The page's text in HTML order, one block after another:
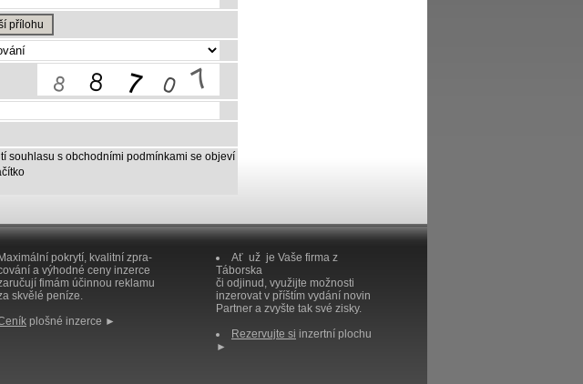
přílohu
souhlasu s obchodními podmínkami se objeví
Maximální pokrytí, kvalitní zpra-
a výhodné ceny inzerce
fimám účinnou reklamu
skvělé peníze.
plošné inzerce ►
Ať už je Vaše firma z
Táborska
či odjinud, využijte možnosti
inzerovat v příštím vydání novin
Partner a zvyšte tak své zisky.
Rezervujte si inzertní plochu
►